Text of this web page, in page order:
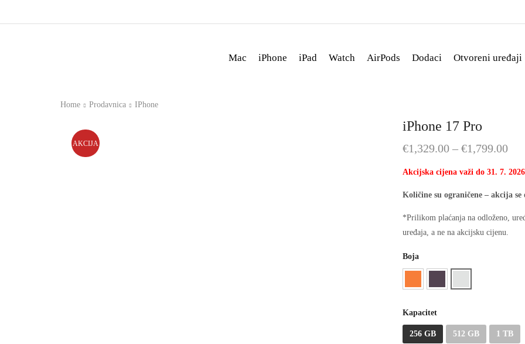
Mac iPhone iPad Watch AirPods Dodaci Otvoreni uređaji
Home Prodavnica IPhone
AKCIJA
iPhone 17 Pro
€1,329.00 – €1,799.00
Akcijska cijena važi do 31. 7.
Količine su ograničene – akcija
*Prilikom plaćanja na odloženo,
uređaja, a ne na akcijsku cijenu.
Boja
Kapacitet
256 GB 512 GB 1 TB